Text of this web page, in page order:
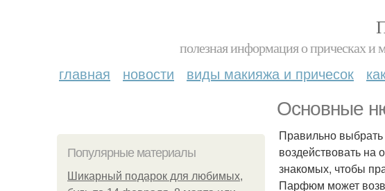
полезная информация о прическах и
главная новости виды макияжа и причесок
Основные
Популярные материалы
Шикарный подарок для любимых,
Правильно
воздействовать на
знакомых, чтобы
Парфюм может